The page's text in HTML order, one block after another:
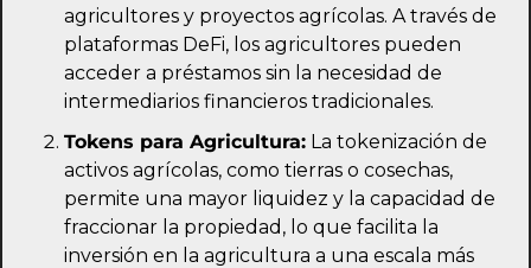
agricultores y proyectos agrícolas. A través de
plataformas DeFi, los agricultores pueden
acceder a préstamos sin la necesidad de
intermediarios financieros tradicionales.
Tokens para Agricultura: La tokenización de
activos agrícolas, como tierras o cosechas,
permite una mayor liquidez y la capacidad de
fraccionar la propiedad, lo que facilita la
inversión en la agricultura a una escala más